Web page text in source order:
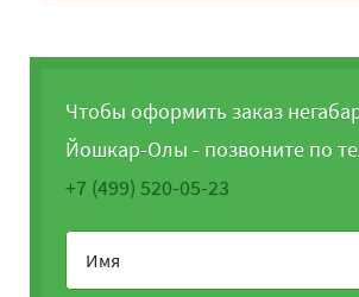
Чтобы оформить заказ
Йошкар-Олы - позвоните по
+7 (499) 520-05-23